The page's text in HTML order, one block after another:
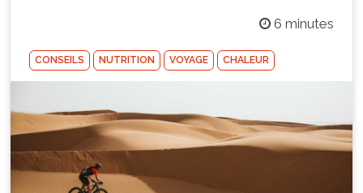
6 minutes
CONSEILS NUTRITION VOYAGE CHALEUR